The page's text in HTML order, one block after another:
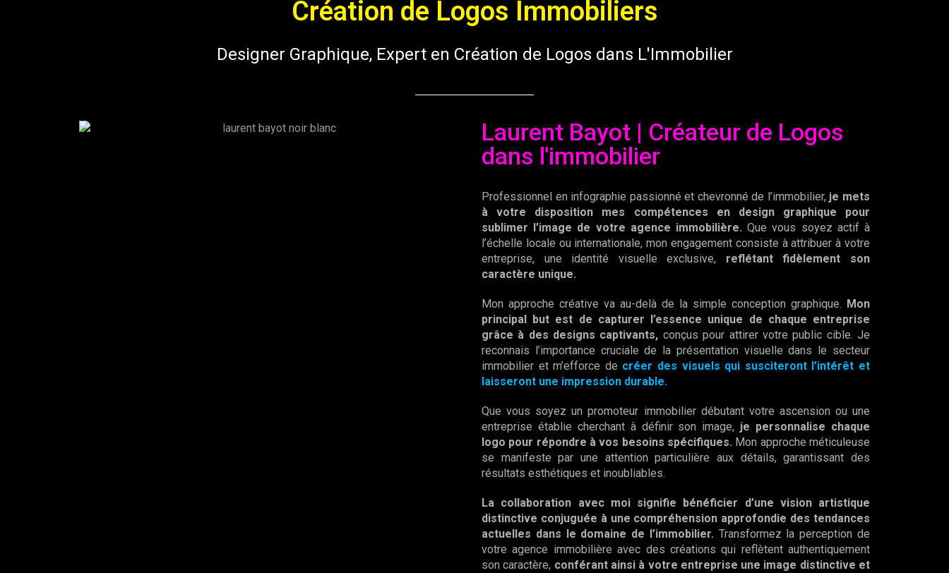
Création de Logos Immobiliers
Designer Graphique, Expert en Création de Logos dans L'Immobilier
Laurent Bayot | Créateur de Logos
dans l'immobilier
Professionnel en infographie passionné et chevronné de l’immobilier, je mets
à votre disposition mes compétences en design graphique pour
sublimer l’image de votre agence immobilière. Que vous soyez actif à
l’échelle locale ou internationale, mon engagement consiste à attribuer à votre
entreprise, une identité visuelle exclusive, reflétant fidèlement son
caractère unique.
Mon approche créative va au-delà de la simple conception graphique. Mon
principal but est de capturer l’essence unique de chaque entreprise
grâce à des designs captivants, conçus pour attirer votre public cible. Je
reconnais l’importance cruciale de la présentation visuelle dans le secteur
immobilier et m’efforce de créer des visuels qui susciteront l’intérêt et
laisseront une impression durable.
Que vous soyez un promoteur immobilier débutant votre ascension ou une
entreprise établie cherchant à définir son image, je personnalise chaque
logo pour répondre à vos besoins spécifiques. Mon approche méticuleuse
se manifeste par une attention particulière aux détails, garantissant des
résultats esthétiques et inoubliables.
La collaboration avec moi signifie bénéficier d’une vision artistique
distinctive conjuguée à une compréhension approfondie des tendances
actuelles dans le domaine de l’immobilier. Transformez la perception de
votre agence immobilière avec des créations qui reflètent authentiquement
son caractère, conférant ainsi à votre entreprise une image distinctive et